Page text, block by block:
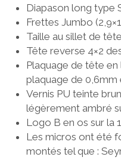
Diapason long type
Frettes Jumbo
Taille au sillet de
Tête reverse 4×2
Plaquage de tête
plaquage de 0,6mm
Vernis PU teinte
légèrement ambré
Logo B en os sur la
Les micros ont été
montés tel que :